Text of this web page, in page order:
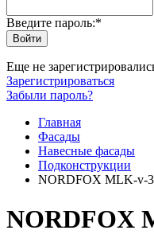
Введите пароль:*
Еще не
Зарегистрироваться
Забыли пароль?
Главная
Фасады
Навесные фасады
Подконструкции
NORDFOX MLK-v-
NORDFOX